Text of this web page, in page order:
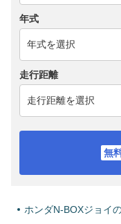
年式
走行距離
ホンダN-BOXジョイ